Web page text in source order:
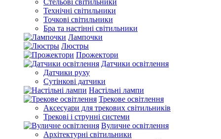
Стельові світильники
Технічні світильники
Точкові світильники
Бра та настінні світильники
Лампочки
Люстры
Прожектори
Датчики освітлення
Датчики руху
Сутінкові датчики
Настільні лампи
Трекове освітлення
Аксесуари для трекових світильників
Трекові і струнні системи
Вуличне освітлення
Архітектурні світильники